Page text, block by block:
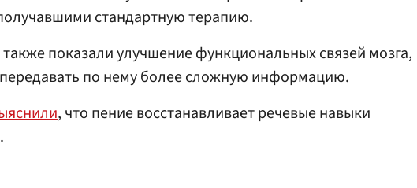
стандартную терапию.
также показали улучшение функциональных связей мозга,
по нему более сложную информацию.
, что пение восстанавливает речевые навыки